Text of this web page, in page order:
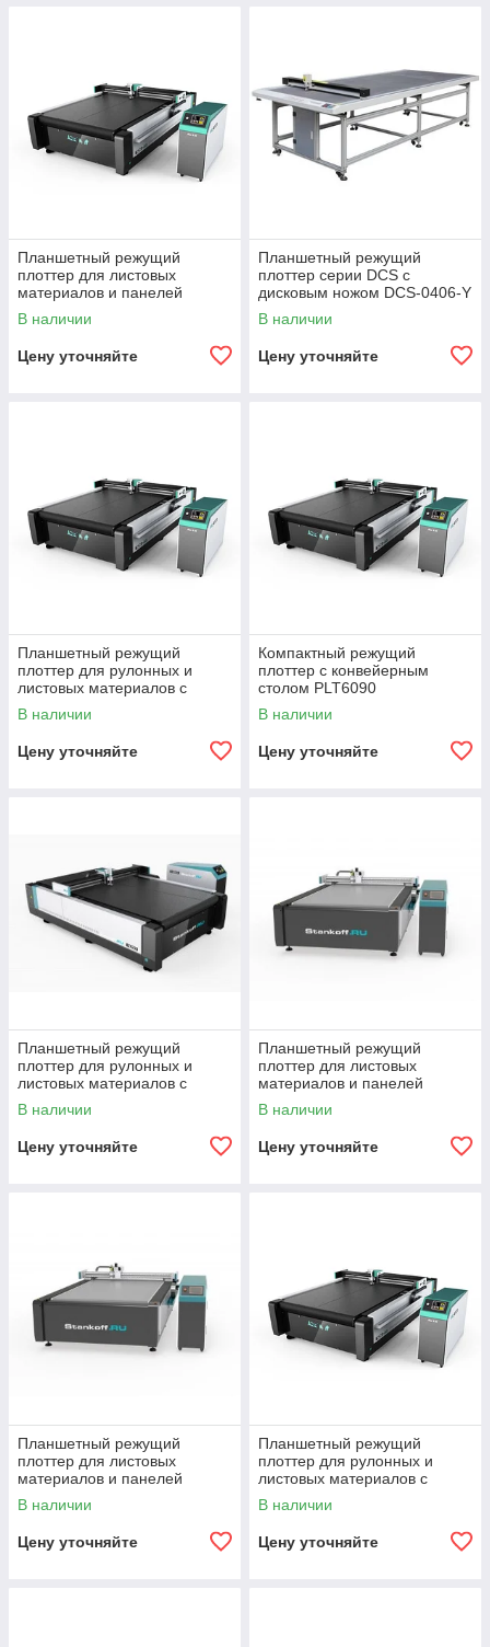
Планшетный режущий
плоттер для листовых
материалов и панелей
PLT2125F
В наличии
Цену уточняйте
Планшетный режущий
плоттер серии DCS с
дисковым ножом DCS-0406-Y
В наличии
Цену уточняйте
Планшетный режущий
плоттер для рулонных и
листовых материалов с
конвейерным столом
PLT2130A
В наличии
Цену уточняйте
Компактный режущий
плоттер c конвейерным
столом PLT6090
В наличии
Цену уточняйте
Планшетный режущий
плоттер для рулонных и
листовых материалов с
конвейерным столом
PLT1313A
В наличии
Цену уточняйте
Планшетный режущий
плоттер для листовых
материалов и панелей
PLT1313F
В наличии
Цену уточняйте
Планшетный режущий
плоттер для листовых
материалов и панелей
PLT1625F
В наличии
Цену уточняйте
Планшетный режущий
плоттер для рулонных и
листовых материалов с
конвейерным столом
PLT1625A
В наличии
Цену уточняйте